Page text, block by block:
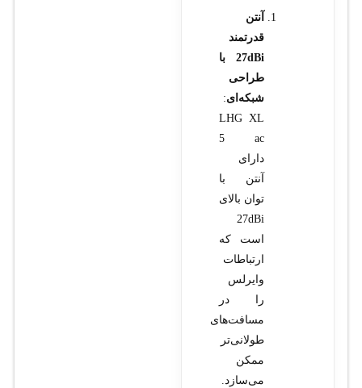
آنتن
قدرتمند
27dBi با
طراحی
شبکه‌ای:
LHG XL
5 ac
دارای
آنتن با
توان بالای
27dBi
است که
ارتباطات
وایرلس
را در
مسافت‌های
طولانی‌تر
ممکن
می‌سازد.